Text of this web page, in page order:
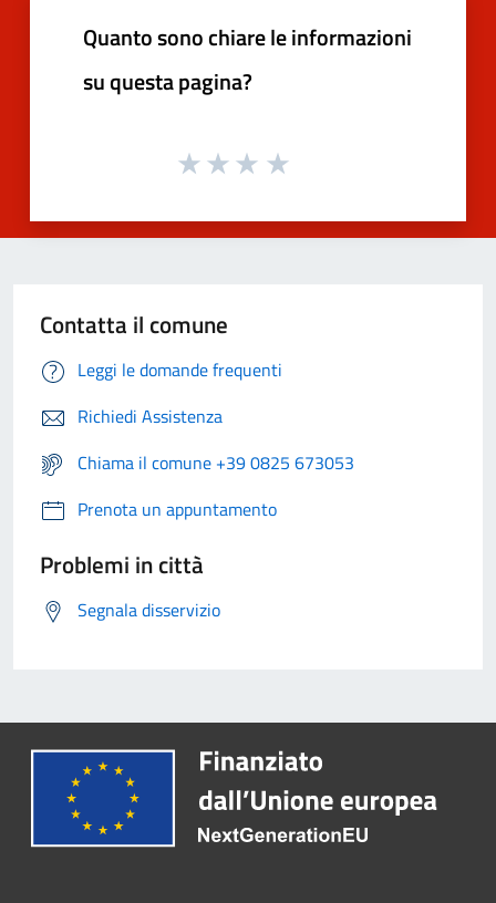
Quanto sono chiare le informazioni
su questa pagina?
Contatta il comune
Leggi le domande frequenti
Richiedi Assistenza
Chiama il comune +39 0825 673053
Prenota un appuntamento
Problemi in città
Segnala disservizio